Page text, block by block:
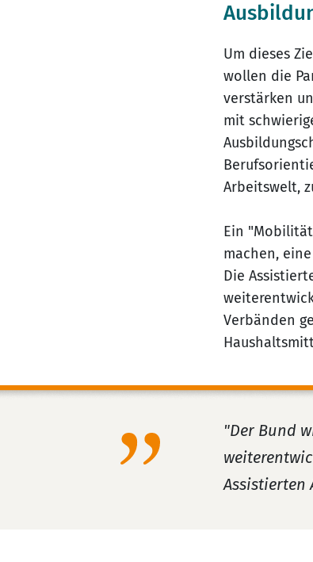
Um dieses
wollen die
verstärken
mit
Arbeitswelt,
Ein
machen,
Die
Verbänden
"Der Bund
Assistierten